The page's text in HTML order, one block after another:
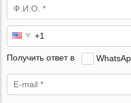
Получить ответ в